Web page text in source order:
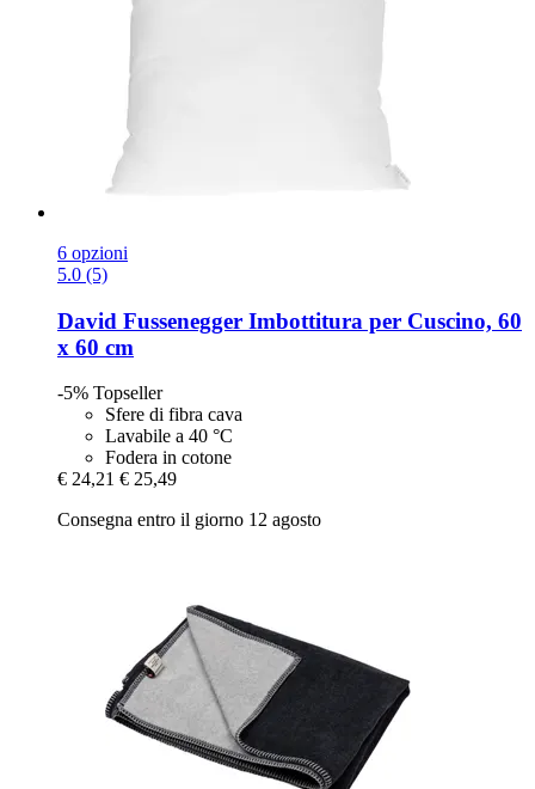
6 opzioni
5.0 (5)
David Fussenegger Imbottitura per Cuscino, 60
x 60 cm
-5% Topseller
Sfere di fibra cava
Lavabile a 40 °C
Fodera in cotone
€ 24,21 € 25,49
Consegna entro il giorno 12 agosto